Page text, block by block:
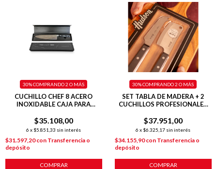
CUCHILLO CHEF 8 ACERO
INOXIDABLE CAJA PARA
$35.108,00
6 x $5.851,33 sin interés
30%COMPRANDO 2 O MÁS
$31.597,20con Transferencia o
depósito
COMPRAR
SET TABLA DE MADERA + 2
CUCHILLOS PROFESIONALES
$37.951,00
6 x $6.325,17 sin interés
30%COMPRANDO 2 O MÁS
$34.155,90con Transferencia o
depósito
COMPRAR